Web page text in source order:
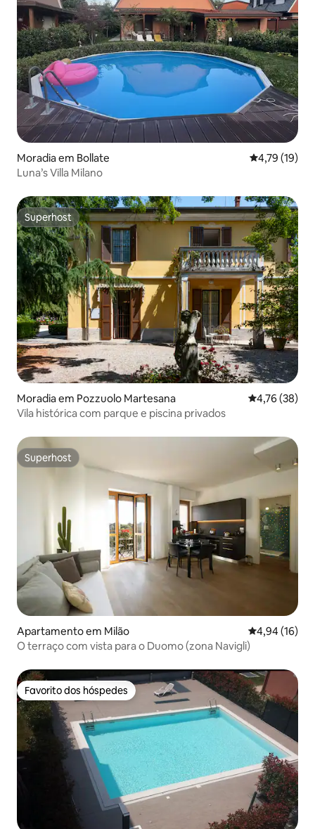
Moradia em Bollate Classificação
4,79 (19)
Luna’s Villa Milano
Superhost
Superhost
Moradia em Pozzuolo Martesana Classificação
4,76 (38)
Vila histórica com parque e piscina privados
Superhost
Superhost
Apartamento em Milão Classificação
4,94 (16)
O terraço com vista para o Duomo (zona Navigli)
Favorito dos hóspedes
Favorito dos hóspedes